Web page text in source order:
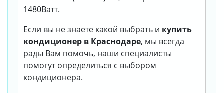
1480Ватт.
Если вы не знаете какой выбрать и купить
кондиционер в Краснодаре, мы всегда
рады Вам помочь, наши специалисты
помогут определиться с выбором
кондиционера.